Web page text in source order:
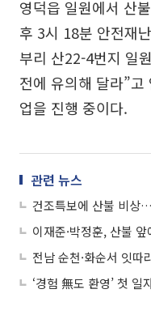
영덕읍 일원에서 산
후 3시 18분 안전재
부리 산22-4번지 일
전에 유의해 달라”
업을 진행 중이다.
관련 뉴스
이재준·박정훈, 산불
전남 순천·화순서 잇
‘경험 無도 환영’ 첫 일